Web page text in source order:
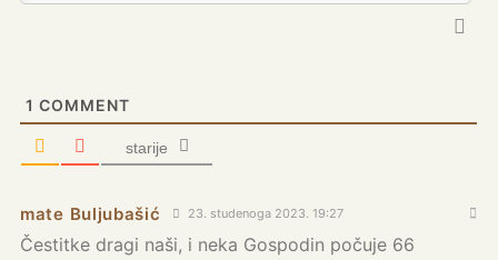
1 COMMENT
starije
mate Buljubašić 23. studenoga 2023. 19:27
Čestitke dragi naši, i neka Gospodin počuje 66